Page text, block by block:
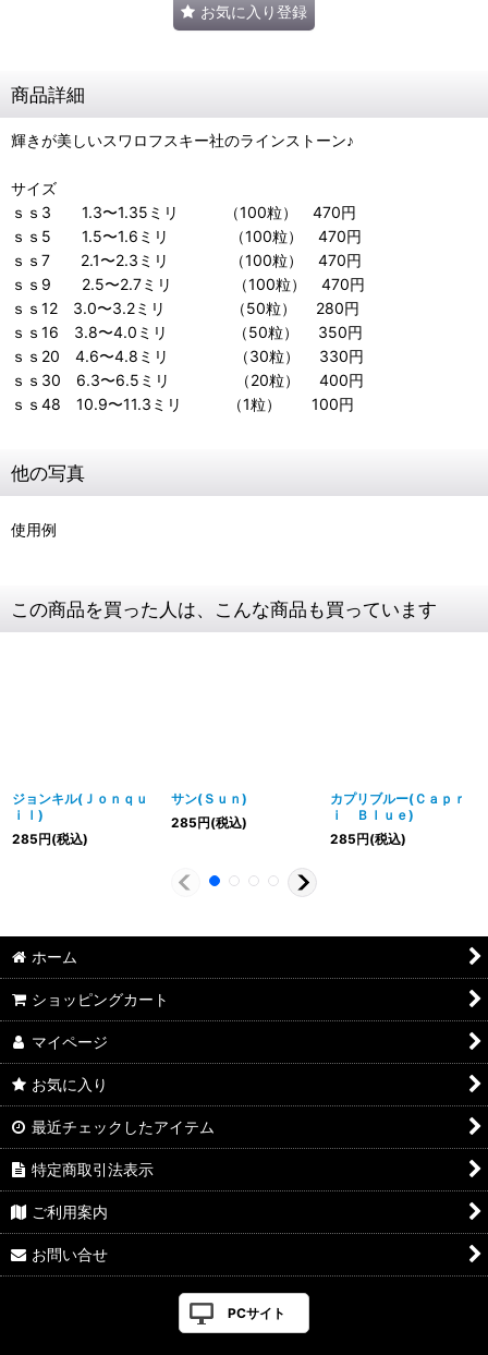
お気に入り登録
商品詳細
輝きが美しいスワロフスキー社のラインストーン♪
サイズ
ｓｓ3 1.3〜1.35ミリ （100粒） 470円
ｓｓ5 1.5〜1.6ミリ （100粒） 470円
ｓｓ7 2.1〜2.3ミリ （100粒） 470円
ｓｓ9 2.5〜2.7ミリ （100粒） 470円
ｓｓ12 3.0〜3.2ミリ （50粒） 280円
ｓｓ16 3.8〜4.0ミリ （50粒） 350円
ｓｓ20 4.6〜4.8ミリ （30粒） 330円
ｓｓ30 6.3〜6.5ミリ （20粒） 400円
ｓｓ48 10.9〜11.3ミリ （1粒） 100円
他の写真
使用例
この商品を買った人は、こんな商品も買っています
ジョンキル(Ｊｏｎｑｕ
ｉｌ)
285円(税込)
サン(Ｓｕｎ)
285円(税込)
カプリブルー(Ｃａｐｒ
ｉ Ｂｌｕｅ)
285円(税込)
ホーム
ショッピングカート
マイページ
お気に入り
最近チェックしたアイテム
特定商取引法表示
ご利用案内
お問い合せ
PCサイト